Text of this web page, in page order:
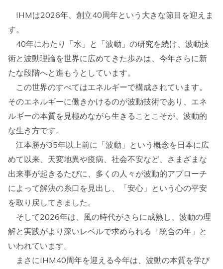
IHMは2026年、創立40周年という大きな節目を迎えま
す。
40年にわたり「水」と「波動」の研究を続け、波動技
術と波動理論を世界に広めてきた歩みは、今年さらに新
たな段階へと進もうとしています。
この世界のすべてはエネルギーで構成されています。
そのエネルギーに働きかけるのが波動技術であり、エネ
ルギーの本質を見極めながら生きることこそが、波動的
な生き方です。
江本勝が35年以上前に「波動」という概念を日本に広
めて以来、天変地異や疫病、社会不安など、さまざまな
出来事が起きるたびに、多くの人々が波動的アプローチ
によって解決の糸口を見出し、「安心」という心の平安
を取り戻してきました。
そして2026年は、風の時代がさらに成熟し、波動の理
解と実践がより深いレベルで求められる「統合の年」と
いわれています。
まさにIHM40周年を迎える今年は、波動の本質を学び